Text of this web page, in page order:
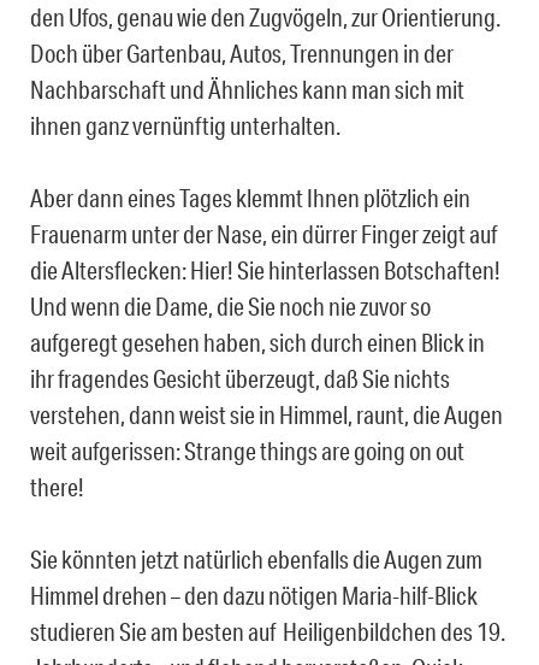
den Ufos, genau wie den Zugvögeln, zur Orientierung.
Doch über Gartenbau, Autos, Trennungen in der
Nachbarschaft und Ähnliches kann man sich mit
ihnen ganz vernünftig unterhalten.
Aber dann eines Tages klemmt Ihnen plötzlich ein
Frauenarm unter der Nase, ein dürrer Finger zeigt auf
die Altersflecken: Hier! Sie hinterlassen Botschaften!
Und wenn die Dame, die Sie noch nie zuvor so
aufgeregt gesehen haben, sich durch einen Blick in
ihr fragendes Gesicht überzeugt, daß Sie nichts
verstehen, dann weist sie in Himmel, raunt, die Augen
weit aufgerissen: Strange things are going on out
there!
Sie könnten jetzt natürlich ebenfalls die Augen zum
Himmel drehen – den dazu nötigen Maria-hilf-Blick
studieren Sie am besten auf Heiligenbildchen des 19.